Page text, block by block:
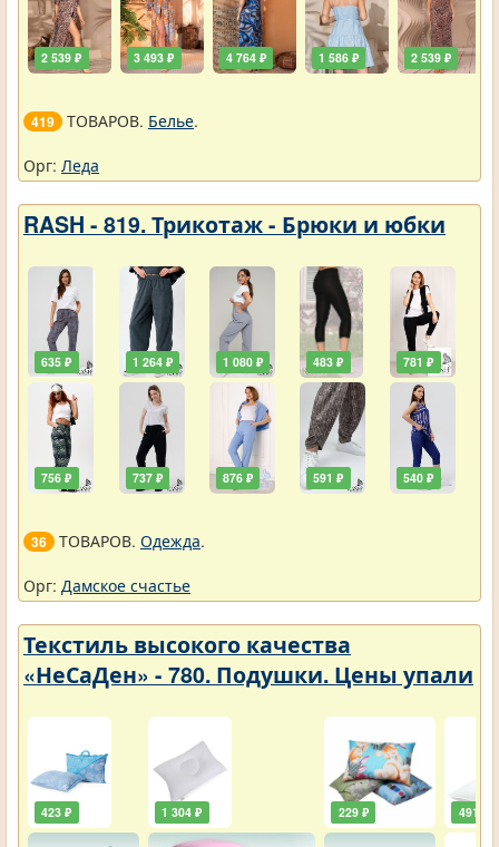
2 539 ₽ 3 493 ₽ 4 764 ₽ 1 586 ₽ 2 539 ₽
419 ТОВАРОВ. Белье.
Орг: Леда
RASH - 819. Трикотаж - Брюки и юбки
635 ₽
756 ₽
1 264 ₽
737 ₽
1 080 ₽
876 ₽
483 ₽
591 ₽
781 ₽
540 ₽
36 ТОВАРОВ. Одежда.
Орг: Дамское счастье
Текстиль высокого качества
«НеСаДен» - 780. Подушки. Цены упали
423 ₽ 1 304 ₽ 229 ₽ 491 ₽